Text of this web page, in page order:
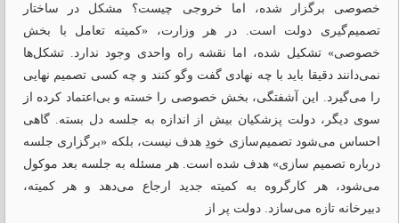
خصوصی برگزار شده، اما خروجی چیست؟ مشکل در ساختار
تصمیم‌گیری دولت است. در هر وزارت، «کمیته تعامل با بخش
خصوصی» تشکیل شده، اما نقشه راه واحدی وجود ندارد. تشکل‌‌ها
نمی‌دانند دقیقا باید با چه نهادی گفت ‌وگو کنند و چه کسی تصمیم نهایی
را می‌گیرد. این آشفتگی، بخش خصوصی را خسته و بی‌اعتماد کرده از
سوی دیگر، دولت پزشکیان بیش از اندازه به جلسه دل بسته. گاهی
احساس می‌شود تصمیم‌سازی خودِ هدف نیست، بلکه «برگزاری جلسه
درباره تصمیم‌ سازی» هدف شده است. هر مسئله به جلسه بعد موکول
می‌شود، هر کارگروه به کمیته جدید ارجاع می‌دهد و هر کمیته،
دبیرخانه‌ تازه می‌سازد. دولت پر از